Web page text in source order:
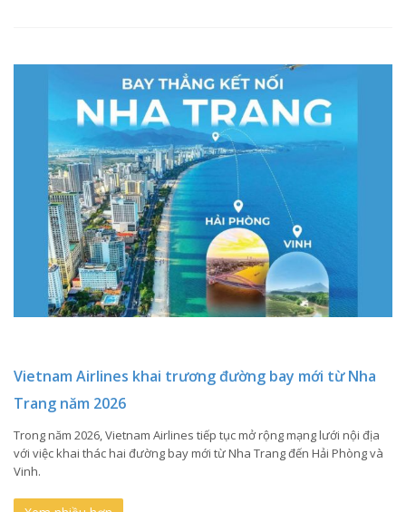
Vietnam Airlines khai trương đường bay mới từ Nha
Trang năm 2026
Trong năm 2026, Vietnam Airlines tiếp tục mở rộng mạng lưới nội địa
với việc khai thác hai đường bay mới từ Nha Trang đến Hải Phòng và
Vinh.